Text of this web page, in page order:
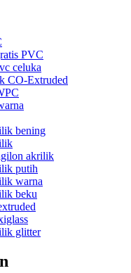
PVC
celuka
CO-Extruded
bening
akrilik
putih
warna
beku
glitter